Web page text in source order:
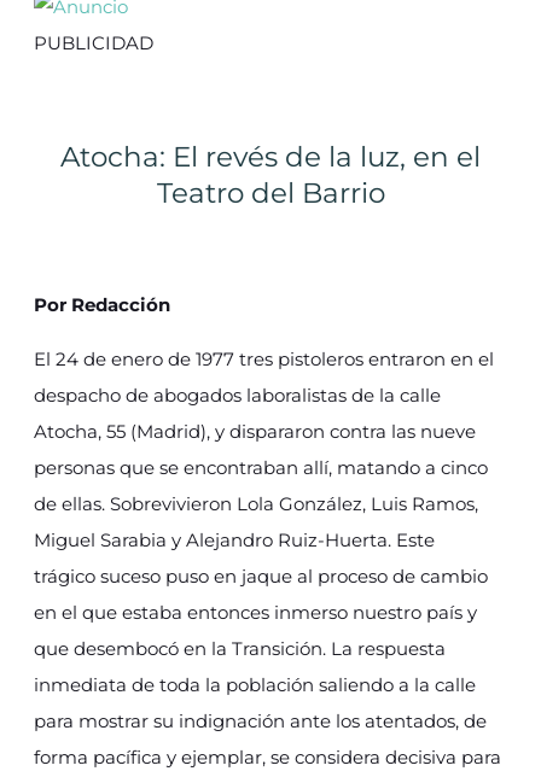
PUBLICIDAD
Atocha: El revés de la luz, en el
Teatro del Barrio
Por Redacción
El 24 de enero de 1977 tres pistoleros entraron en el
despacho de abogados laboralistas de la calle
Atocha, 55 (Madrid), y dispararon contra las nueve
personas que se encontraban allí, matando a cinco
de ellas. Sobrevivieron Lola González, Luis Ramos,
Miguel Sarabia y Alejandro Ruiz-Huerta. Este
trágico suceso puso en jaque al proceso de cambio
en el que estaba entonces inmerso nuestro país y
que desembocó en la Transición. La respuesta
inmediata de toda la población saliendo a la calle
para mostrar su indignación ante los atentados, de
forma pacífica y ejemplar, se considera decisiva para